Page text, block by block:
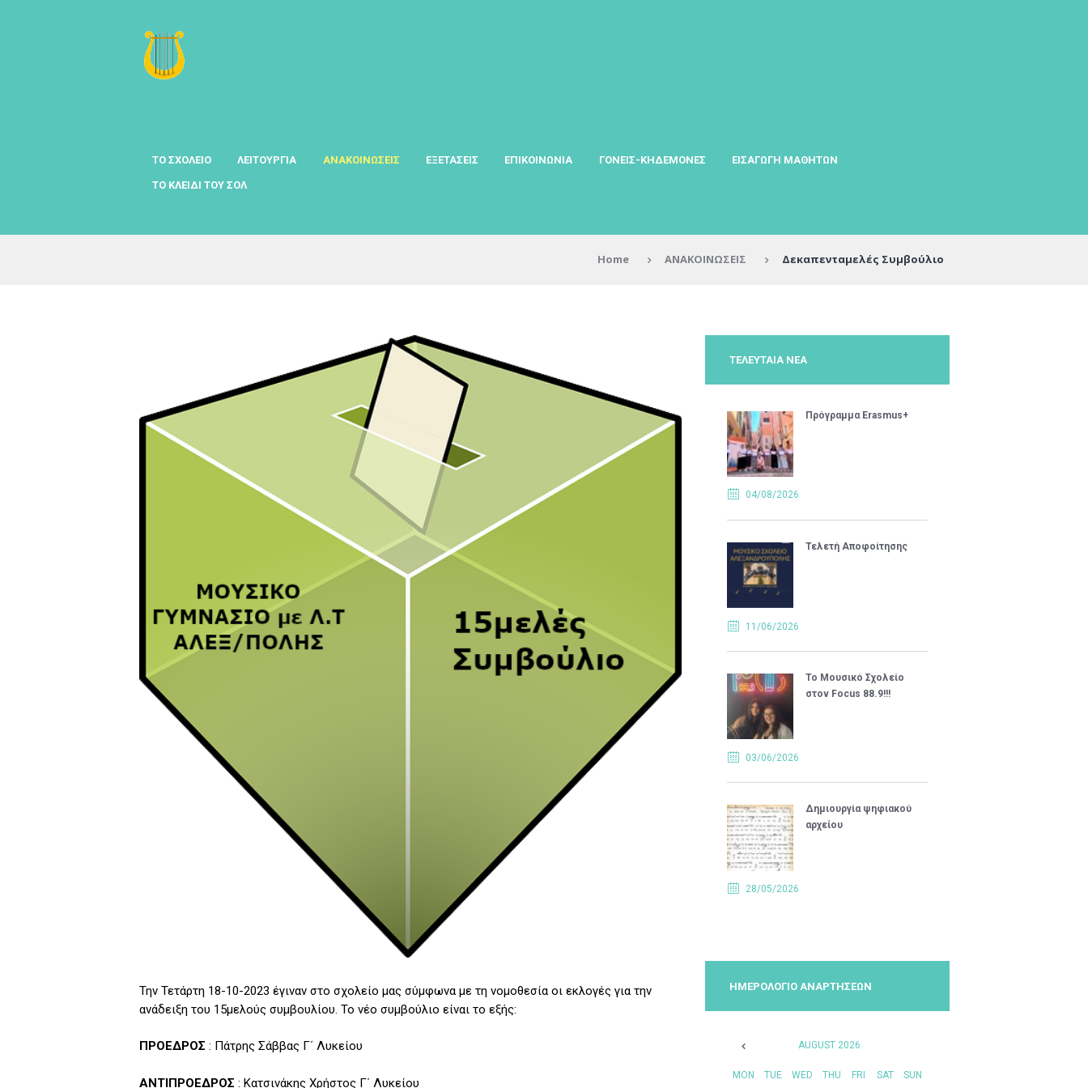
ΤΟ ΣΧΟΛΕΙΟ ΛΕΙΤΟΥΡΓΙΑ ΑΝΑΚΟΙΝΩΣΕΙΣ ΕΞΕΤΑΣΕΙΣ ΕΠΙΚΟΙΝΩΝΙΑ ΓΟΝΕΙΣ-ΚΗΔΕΜΟΝΕΣ ΕΙΣΑΓΩΓΗ ΜΑΘΗΤΩΝ
ΤΟ ΚΛΕΙΔΙ ΤΟΥ ΣΟΛ
Home ΑΝΑΚΟΙΝΩΣΕΙΣ Δεκαπενταμελές Συμβούλιο
Την Τετάρτη 18-10-2023 έγιναν στο σχολείο μας σύμφωνα με τη νομοθεσία οι εκλογές για την
ανάδειξη του 15μελούς συμβουλίου. Το νέο συμβούλιο είναι το εξής:
ΠΡΟΕΔΡΟΣ : Πάτρης Σάββας Γ΄ Λυκείου
ΑΝΤΙΠΡΟΕΔΡΟΣ : Κατσινάκης Χρήστος Γ΄ Λυκείου
ΤΕΛΕΥΤΑΙΑ ΝΕΑ
Πρόγραμμα Erasmus+
04/08/2026
Τελετή Αποφοίτησης
11/06/2026
Το Μουσικό Σχολείο
στον Focus 88.9!!!
03/06/2026
Δημιουργία ψηφιακού
αρχείου
28/05/2026
ΗΜΕΡΟΛΟΓΙΟ ΑΝΑΡΤΗΣΕΩΝ
AUGUST 2026
MON TUE WED THU FRI SAT
SUN